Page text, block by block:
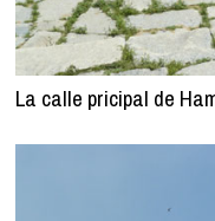
La calle pricipal de